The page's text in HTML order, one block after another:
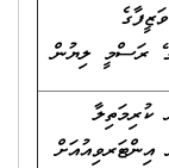
ރަސްމީ ލިޔުން
ކުރިމަތިލާ
އިންޓަރވިއުއަށް